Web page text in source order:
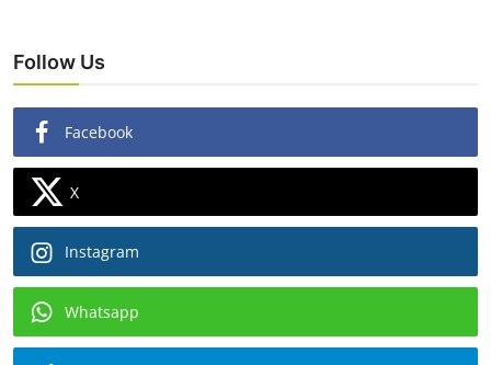
Follow Us
Facebook
X
Instagram
Whatsapp